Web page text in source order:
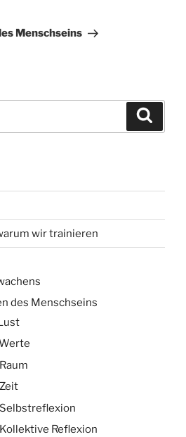
Menschseins
wir trainieren
des Menschseins
Reflexion